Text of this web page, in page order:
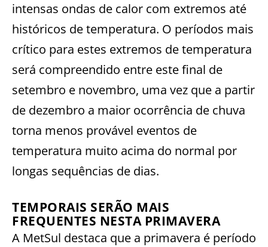
intensas ondas de calor com extremos até
históricos de temperatura. O períodos mais
crítico para estes extremos de temperatura
será compreendido entre este final de
setembro e novembro, uma vez que a partir
de dezembro a maior ocorrência de chuva
torna menos provável eventos de
temperatura muito acima do normal por
longas sequências de dias.
TEMPORAIS SERÃO MAIS
FREQUENTES NESTA PRIMAVERA
A MetSul destaca que a primavera é período